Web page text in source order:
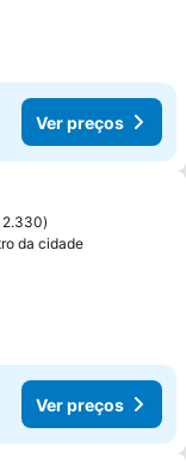
Ver preços
favoritos
2.330
da cidade
Ver preços